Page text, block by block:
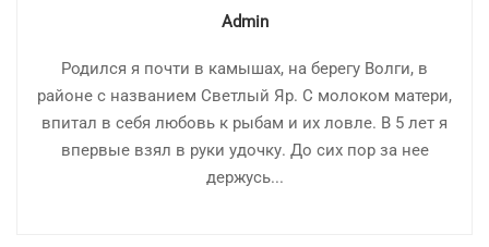
Admin
Родился я почти в камышах, на берегу Волги, в
районе с названием Светлый Яр. С молоком матери,
впитал в себя любовь к рыбам и их ловле. В 5 лет я
впервые взял в руки удочку. До сих пор за нее
держусь...